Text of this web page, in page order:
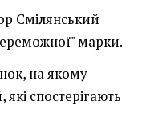
Смілянський
марки.
на якому
спостерігають